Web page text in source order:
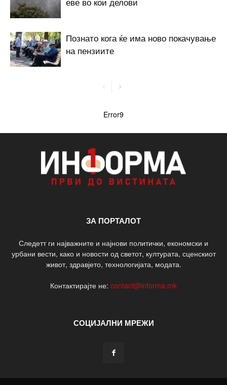
Познато кога ќе има ново покачување
на пензиите
Error9
ЗА ПОРТАЛОТ
Следетт ги најважните и најнови политички, економски и
урбани вести, како и новости од светот, културата, сценскиот
живот, здравјето, технологијата, модата.
Контактирајте не: contact@informa.mk
СОЦИЈАЛНИ МРЕЖИ